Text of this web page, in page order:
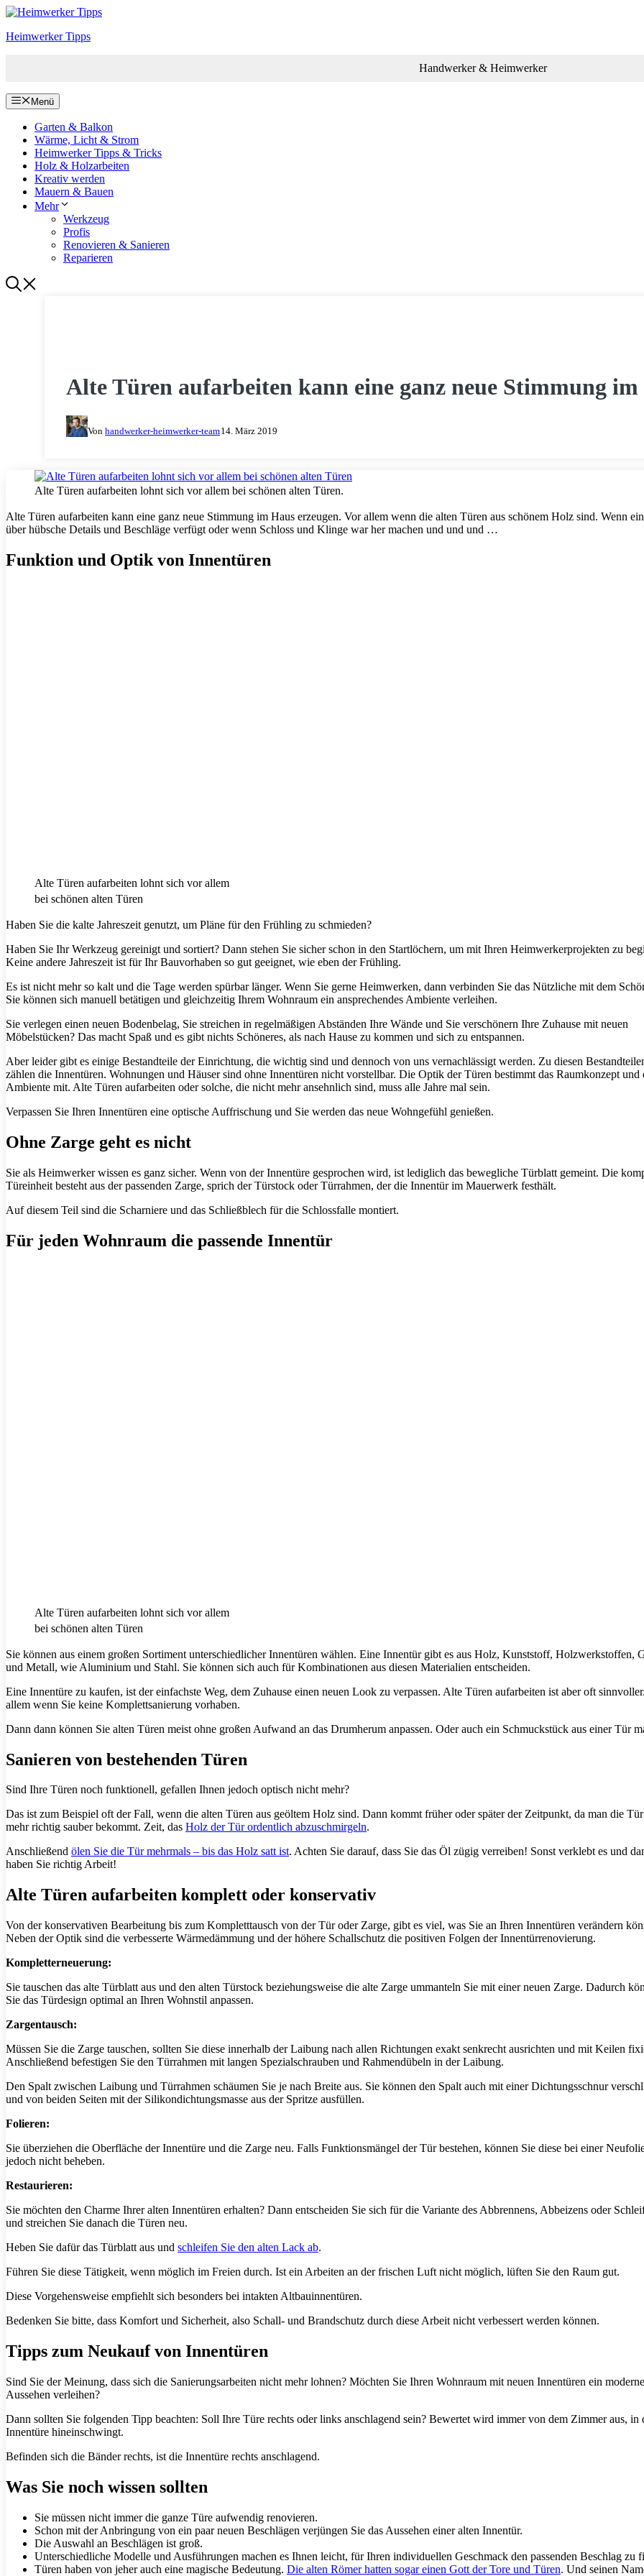
Zum
springen
Heimwerker Tipps
Handwerker & Heimwerker
Menü
Garten & Balkon
Wärme, Licht & Strom
Heimwerker Tipps & Tricks
Holz & Holzarbeiten
Kreativ werden
Mauern & Bauen
Mehr
Werkzeug
Profis
Renovieren & Sanieren
Reparieren
Alte Türen aufarbeiten kann eine ganz neue Stimmung im
Von handwerker-heimwerker-team14. März 2019
Alte Türen aufarbeiten lohnt sich vor allem bei schönen alten Türen.
Alte Türen aufarbeiten kann eine ganz neue Stimmung im Haus erzeugen. Vor allem wenn die alten Türen aus schönem Holz sind. Wenn
über hübsche Details und Beschläge verfügt oder wenn Schloss und Klinge war her machen und und und …
Funktion und Optik von Innentüren
Alte Türen aufarbeiten lohnt sich vor allem
bei schönen alten Türen
Haben Sie die kalte Jahreszeit genutzt, um Pläne für den Frühling zu schmieden?
Haben Sie Ihr Werkzeug gereinigt und sortiert? Dann stehen Sie sicher schon in den Startlöchern, um mit Ihren Heimwerkerprojekten zu
Keine andere Jahreszeit ist für Ihr Bauvorhaben so gut geeignet, wie eben der Frühling.
Es ist nicht mehr so kalt und die Tage werden spürbar länger. Wenn Sie gerne Heimwerken, dann verbinden Sie das Nützliche mit dem
Sie können sich manuell betätigen und gleichzeitig Ihrem Wohnraum ein ansprechendes Ambiente verleihen.
Sie verlegen einen neuen Bodenbelag, Sie streichen in regelmäßigen Abständen Ihre Wände und Sie verschönern Ihre Zuhause mit neuen
Möbelstücken? Das macht Spaß und es gibt nichts Schöneres, als nach Hause zu kommen und sich zu entspannen.
Aber leider gibt es einige Bestandteile der Einrichtung, die wichtig sind und dennoch von uns vernachlässigt werden. Zu diesen
zählen die Innentüren. Wohnungen und Häuser sind ohne Innentüren nicht vorstellbar. Die Optik der Türen bestimmt das Raumkonzept und
Ambiente mit. Alte Türen aufarbeiten oder solche, die nicht mehr ansehnlich sind, muss alle Jahre mal sein.
Verpassen Sie Ihren Innentüren eine optische Auffrischung und Sie werden das neue Wohngefühl genießen.
Ohne Zarge geht es nicht
Sie als Heimwerker wissen es ganz sicher. Wenn von der Innentüre gesprochen wird, ist lediglich das bewegliche Türblatt gemeint. Die
Türeinheit besteht aus der passenden Zarge, sprich der Türstock oder Türrahmen, der die Innentür im Mauerwerk festhält.
Auf diesem Teil sind die Scharniere und das Schließblech für die Schlossfalle montiert.
Für jeden Wohnraum die passende Innentür
Alte Türen aufarbeiten lohnt sich vor allem
bei schönen alten Türen
Sie können aus einem großen Sortiment unterschiedlicher Innentüren wählen. Eine Innentür gibt es aus Holz, Kunststoff, Holzwerkstoffen,
und Metall, wie Aluminium und Stahl. Sie können sich auch für Kombinationen aus diesen Materialien entscheiden.
Eine Innentüre zu kaufen, ist der einfachste Weg, dem Zuhause einen neuen Look zu verpassen. Alte Türen aufarbeiten ist aber oft
allem wenn Sie keine Komplettsanierung vorhaben.
Dann dann können Sie alten Türen meist ohne großen Aufwand an das Drumherum anpassen. Oder auch ein Schmuckstück aus einer Tür
Sanieren von bestehenden Türen
Sind Ihre Türen noch funktionell, gefallen Ihnen jedoch optisch nicht mehr?
Das ist zum Beispiel oft der Fall, wenn die alten Türen aus geöltem Holz sind. Dann kommt früher oder später der Zeitpunkt, da man die
mehr richtig sauber bekommt. Zeit, das Holz der Tür ordentlich abzuschmirgeln.
Anschließend ölen Sie die Tür mehrmals – bis das Holz satt ist. Achten Sie darauf, dass Sie das Öl zügig verreiben! Sonst verklebt es und
haben Sie richtig Arbeit!
Alte Türen aufarbeiten komplett oder konservativ
Von der konservativen Bearbeitung bis zum Kompletttausch von der Tür oder Zarge, gibt es viel, was Sie an Ihren Innentüren verändern
Neben der Optik sind die verbesserte Wärmedämmung und der höhere Schallschutz die positiven Folgen der Innentürrenovierung.
Kompletterneuerung:
Sie tauschen das alte Türblatt aus und den alten Türstock beziehungsweise die alte Zarge ummanteln Sie mit einer neuen Zarge. Dadurch
Sie das Türdesign optimal an Ihren Wohnstil anpassen.
Zargentausch:
Müssen Sie die Zarge tauschen, sollten Sie diese innerhalb der Laibung nach allen Richtungen exakt senkrecht ausrichten und mit Keilen
Anschließend befestigen Sie den Türrahmen mit langen Spezialschrauben und Rahmendübeln in der Laibung.
Den Spalt zwischen Laibung und Türrahmen schäumen Sie je nach Breite aus. Sie können den Spalt auch mit einer Dichtungsschnur
und von beiden Seiten mit der Silikondichtungsmasse aus der Spritze ausfüllen.
Folieren:
Sie überziehen die Oberfläche der Innentüre und die Zarge neu. Falls Funktionsmängel der Tür bestehen, können Sie diese bei einer
jedoch nicht beheben.
Restaurieren:
Sie möchten den Charme Ihrer alten Innentüren erhalten? Dann entscheiden Sie sich für die Variante des Abbrennens, Abbeizens oder
und streichen Sie danach die Türen neu.
Heben Sie dafür das Türblatt aus und schleifen Sie den alten Lack ab.
Führen Sie diese Tätigkeit, wenn möglich im Freien durch. Ist ein Arbeiten an der frischen Luft nicht möglich, lüften Sie den Raum gut.
Diese Vorgehensweise empfiehlt sich besonders bei intakten Altbauinnentüren.
Bedenken Sie bitte, dass Komfort und Sicherheit, also Schall- und Brandschutz durch diese Arbeit nicht verbessert werden können.
Tipps zum Neukauf von Innentüren
Sind Sie der Meinung, dass sich die Sanierungsarbeiten nicht mehr lohnen? Möchten Sie Ihren Wohnraum mit neuen Innentüren ein
Aussehen verleihen?
Dann sollten Sie folgenden Tipp beachten: Soll Ihre Türe rechts oder links anschlagend sein? Bewertet wird immer von dem Zimmer aus, in
Innentüre hineinschwingt.
Befinden sich die Bänder rechts, ist die Innentüre rechts anschlagend.
Was Sie noch wissen sollten
Sie müssen nicht immer die ganze Türe aufwendig renovieren.
Schon mit der Anbringung von ein paar neuen Beschlägen verjüngen Sie das Aussehen einer alten Innentür.
Die Auswahl an Beschlägen ist groß.
Unterschiedliche Modelle und Ausführungen machen es Ihnen leicht, für Ihren individuellen Geschmack den passenden Beschlag zu
Türen haben von jeher auch eine magische Bedeutung. Die alten Römer hatten sogar einen Gott der Tore und Türen. Und seinen